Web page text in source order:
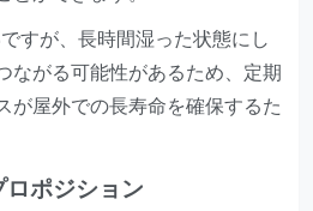
すが、長時間湿った状態にし
ながる可能性があるため、定期
が屋外での長寿命を確保するた
ロポジション